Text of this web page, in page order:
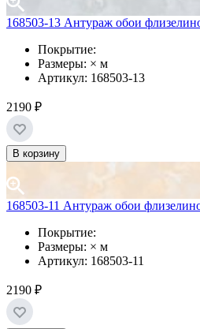
168503-13 Антураж обои
Покрытие:
Размеры: × м
Артикул: 168503-13
2190 ₽
В корзину
168503-11 Антураж обои
Покрытие:
Размеры: × м
Артикул: 168503-11
2190 ₽